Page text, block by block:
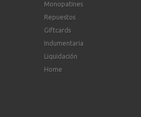
Monopatines
Repuestos
Giftcards
Indumentaria
Liquidación
Home